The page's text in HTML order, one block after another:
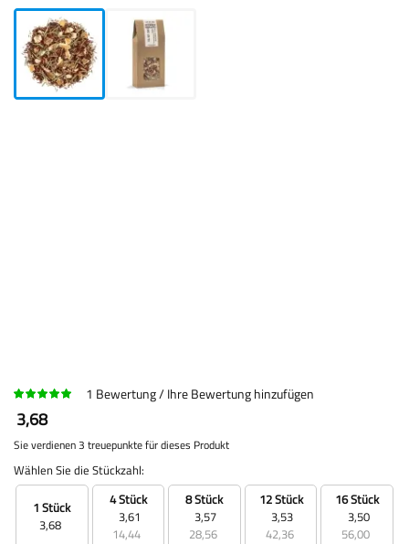
1 Bewertung Ihre Bewertung hinzufügen
3,68
Sie verdienen 3 treuepunkte für dieses Produkt
Wählen Sie die Stückzahl:
1 Stück
3,68
4 Stück
3,61
14,44
8 Stück
3,57
28,56
12 Stück
3,53
42,36
16 Stück
3,50
56,00